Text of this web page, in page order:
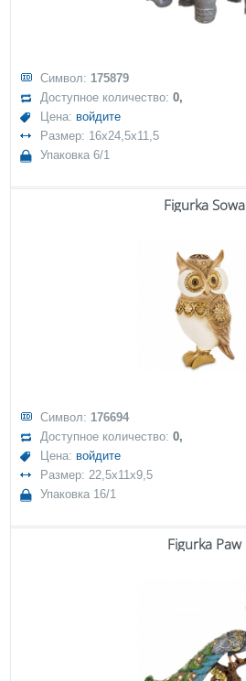
Символ: 175879
Доступное количество:0,
Цена: войдите
Размер: 16x24,5x11,5
Упаковка 6/1
Figurka Sowa
Символ: 176694
Доступное количество:0,
Цена: войдите
Размер: 22,5x11x9,5
Упаковка 16/1
Figurka Paw